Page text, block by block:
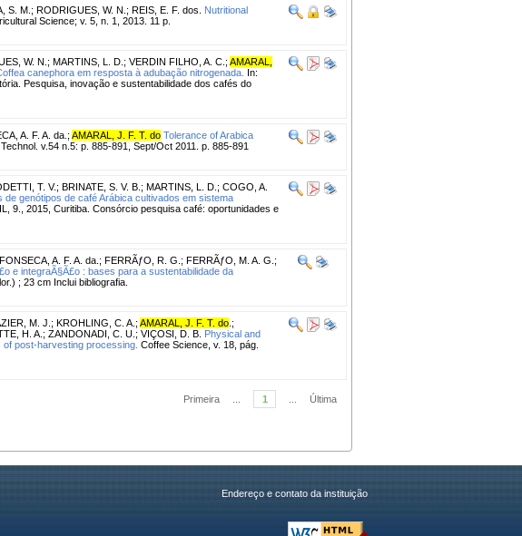
S. M. ; RODRIGUES, W. N. ; REIS, E. F. dos.
Nutritional
Science; v. 5, n. 1, 2013. 11 p.
W. N. ; MARTINS, L. D. ; VERDIN FILHO, A. C. ; AMARAL,
canephora em resposta à adubação nitrogenada. In:
Pesquisa, inovação e sustentabilidade dos cafés do
A. F. A. da. ; AMARAL, J. F. T. do Tolerance of Arabica
v.54 n.5: p. 885-891, Sept/Oct 2011. p. 885-891
T. V.; BRINATE, S. V. B. ; MARTINS, L. D. ; COGO, A.
de genótipos de café Arábica cultivados em sistema
9., 2015, Curitiba. Consórcio pesquisa café: oportunidades e
FONSECA, A. F. A. da. ; FERRÃƒO, R. G. ; FERRÃƒO, M. A. G. ;
e integraÃ§Ã£o : bases para a sustentabilidade da
; 23 cm Inclui bibliografia.
M. J. ; KROHLING, C. A. ; AMARAL, J. F. T. do ;
H. A. ; ZANDONADI, C. U. ; VIÇOSI, D. B. Physical and
post-harvesting processing. Coffee Science, v. 18, pág.
Primeira 1 Última
Endereço e contato da instituição